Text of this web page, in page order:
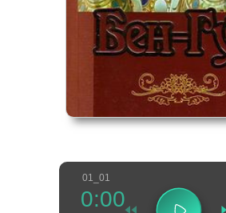
01_01
0:00